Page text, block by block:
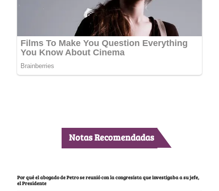
Notas Recomendadas
Por qué el abogado de Petro se reunió con la congresista que investigaba a su jefe,
el Presidente